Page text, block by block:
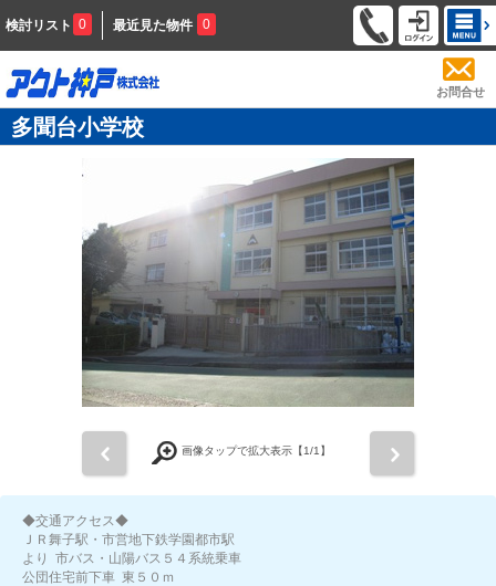
検討リスト 0 最近見た物件 0
お問合せ
多聞台小学校
画像タップで拡大表示【1/1】
◆交通アクセス◆
ＪＲ舞子駅・市営地下鉄学園都市駅
より 市バス・山陽バス５４系統乗車
公団住宅前下車 東５０ｍ